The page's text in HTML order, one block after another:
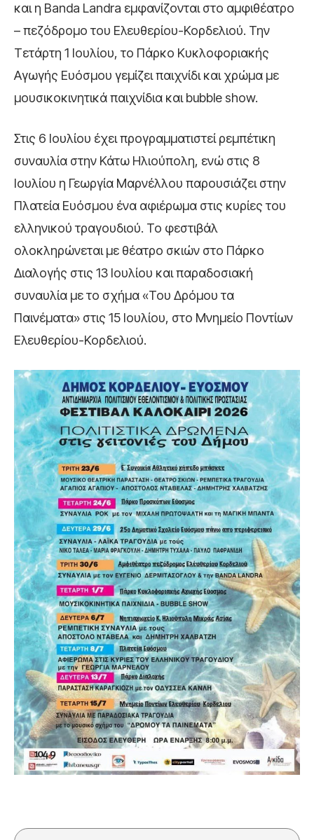
και η Banda Landra εμφανίζονται στο αμφιθέατρο
– πεζόδρομο του Ελευθερίου-Κορδελιού. Την
Τετάρτη 1 Ιουλίου, το Πάρκο Κυκλοφοριακής
Αγωγής Ευόσμου γεμίζει παιχνίδι και χρώμα με
μουσικοκινητικά παιχνίδια και bubble show.
Στις 6 Ιουλίου έχει προγραμματιστεί ρεμπέτικη
συναυλία στην Κάτω Ηλιούπολη, ενώ στις 8
Ιουλίου η Γεωργία Μαρνέλλου παρουσιάζει στην
Πλατεία Ευόσμου ένα αφιέρωμα στις κυρίες του
ελληνικού τραγουδιού. Το φεστιβάλ
ολοκληρώνεται με θέατρο σκιών στο Πάρκο
Διαλογής στις 13 Ιουλίου και παραδοσιακή
συναυλία με το σχήμα «Του Δρόμου τα
Παινέματα» στις 15 Ιουλίου, στο Μνημείο Ποντίων
Ελευθερίου-Κορδελιού.